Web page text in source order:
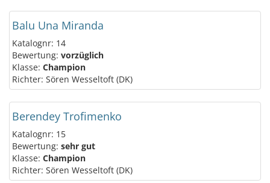
Balu Una Miranda
Katalognr: 14
Bewertung: vorzüglich
Klasse: Champion
Richter: Sören Wesseltoft (DK)
Berendey Trofimenko
Katalognr: 15
Bewertung: sehr gut
Klasse: Champion
Richter: Sören Wesseltoft (DK)